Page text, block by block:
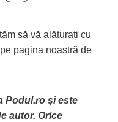
să vă alăturați cu
pagina noastră de
Podul.ro și este
autor. Orice